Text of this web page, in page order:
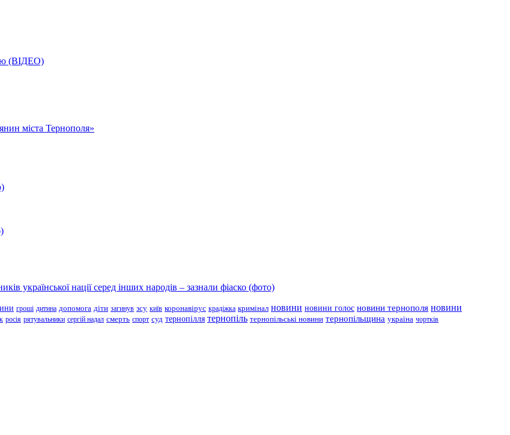
(ВІДЕО)
міста Тернополя»
української нації серед інших народів – зазнали фіаско (фото)
гроші дитина допомога діти загинув зсу київ коронавірус крадіжка кримінал новини новини голос новини тернополя новини
росія рятувальники сергій надал смерть спорт суд тернопілля тернопіль тернопільські новини тернопільщина україна чортків